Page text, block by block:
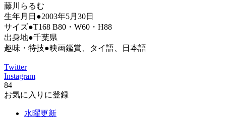
藤川らるむ
生年月日●2003年5月30日
サイズ●T168 B80・W60・H88
出身地●千葉県
趣味・特技●映画鑑賞、タイ語、日本語
Twitter
Instagram
84
お気に入りに登録
水曜更新